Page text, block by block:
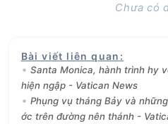
Chưa có
Bài viết liên quan :
Santa Monica, hành trình hy
hiện ngập - Vatican News
Phụng vụ tháng Bảy và
ớc trên đường nên thánh -